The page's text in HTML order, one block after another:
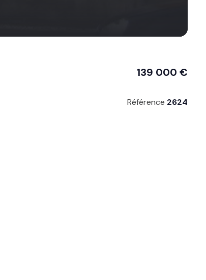
139 000 €
Référence 2624